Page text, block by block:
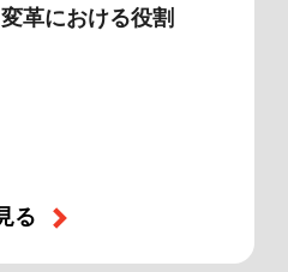
革における役割
る